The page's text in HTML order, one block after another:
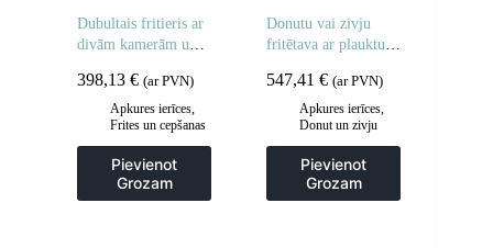
Dubultais fritieris ar
divām kamerām un
2x10L
398,13 € (ar PVN)
Apkures ierīces
Frites un cepšanas
Gastronomija
Regulējamas
cepšanas iekārtas
Pievienot
Grozam
Donutu vai zivju
fritētava ar plauktu,
547,41€ (ar PVN)
Apkures ierīces
Donut un zivju
cepšanas iekārtas
Gastronomija
Virtuve
Pievienot
Grozam